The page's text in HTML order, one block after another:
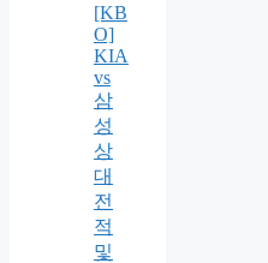
[KB
O]
KIA
vs
삼
성
상
대
전
적
및